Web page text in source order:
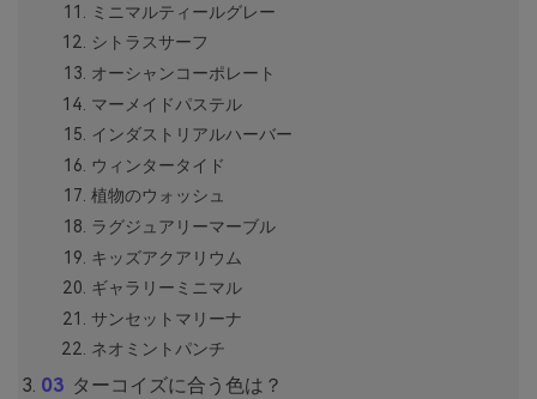
ミニマルティールグレー
シトラスサーフ
オーシャンコーポレート
マーメイドパステル
インダストリアルハーバー
ウィンタータイド
植物のウォッシュ
ラグジュアリーマーブル
キッズアクアリウム
ギャラリーミニマル
サンセットマリーナ
ネオミントパンチ
ターコイズに合う色は？